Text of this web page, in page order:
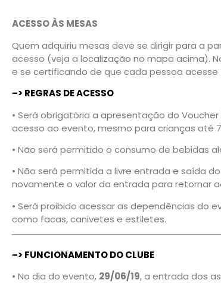
ACESSO ÀS MESAS
Quem adquiriu mesas deve se dirigir para a
acesso (veja a localização no mapa acima).
e se certificando de que cada pessoa
–> REGRAS DE ACESSO
• Será obrigatória a apresentação do
acesso ao evento, mesmo para crianças até
• Não será permitido o consumo de bebidas
• Não será permitida a livre entrada e saída
novamente o valor da entrada para retornar
• Será proibido acessar as dependências
como facas, canivetes e estiletes.
–> FUNCIONAMENTO DO CLUBE
• No dia do evento, 29/06/19, a entrada dos